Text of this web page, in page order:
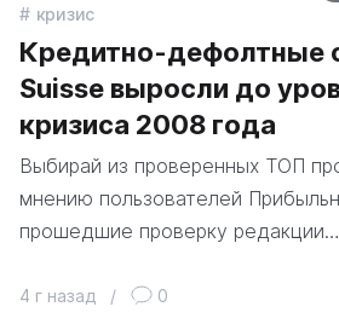
кризис
Кредитно-дефолтные
Suisse выросли до
кризиса 2008 года
Выбирай из проверенных ТОП
мнению пользователей
прошедшие проверку редакции…
4 г назад / 0